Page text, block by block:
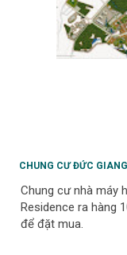
CHUNG CƯ ĐỨC
Chung cư nhà máy
Residence ra hàng
để đặt mua.